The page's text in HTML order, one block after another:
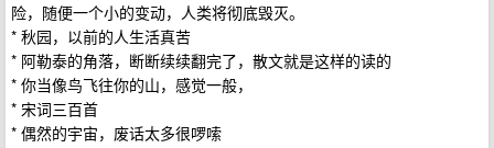
险，随便一个小的变动，人类将彻底毁灭。
* 秋园，以前的人生活真苦
* 阿勒泰的角落，断断续续翻完了，散文就是这样的读的
* 你当像鸟飞往你的山，感觉一般，
* 宋词三百首
* 偶然的宇宙，废话太多很啰嗦